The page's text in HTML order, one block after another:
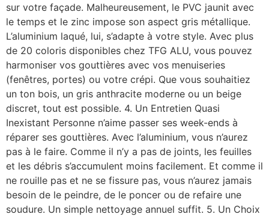
sur votre façade. Malheureusement, le PVC jaunit avec
le temps et le zinc impose son aspect gris métallique.
L’aluminium laqué, lui, s’adapte à votre style. Avec plus
de 20 coloris disponibles chez TFG ALU, vous pouvez
harmoniser vos gouttières avec vos menuiseries
(fenêtres, portes) ou votre crépi. Que vous souhaitiez
un ton bois, un gris anthracite moderne ou un beige
discret, tout est possible. 4. Un Entretien Quasi
Inexistant Personne n’aime passer ses week-ends à
réparer ses gouttières. Avec l’aluminium, vous n’aurez
pas à le faire. Comme il n’y a pas de joints, les feuilles
et les débris s’accumulent moins facilement. Et comme il
ne rouille pas et ne se fissure pas, vous n’aurez jamais
besoin de le peindre, de le poncer ou de refaire une
soudure. Un simple nettoyage annuel suffit. 5. Un Choix